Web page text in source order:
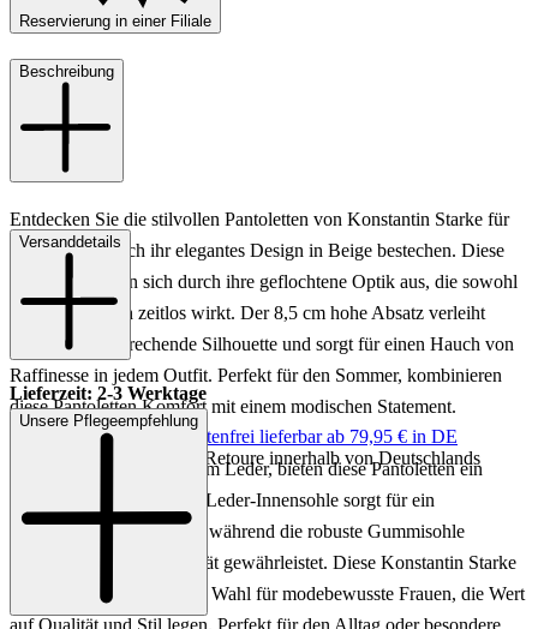
Reservierung in einer Filiale
Beschreibung
Entdecken Sie die stilvollen Pantoletten von Konstantin Starke für
Damen, die durch ihr elegantes Design in Beige bestechen. Diese
Schuhe zeichnen sich durch ihre geflochtene Optik aus, die sowohl
modern als auch zeitlos wirkt. Der 8,5 cm hohe Absatz verleiht
Ihnen eine ansprechende Silhouette und sorgt für einen Hauch von
Raffinesse in jedem Outfit. Perfekt für den Sommer, kombinieren
diese Pantoletten Komfort mit einem modischen Statement.
Gefertigt aus hochwertigem Leder, bieten diese Pantoletten ein
luxuriöses Innefutter. Die Leder-Innensohle sorgt für ein
angenehmes Tragegefühl, während die robuste Gummisohle
Langlebigkeit und Stabilität gewährleistet. Diese Konstantin Starke
Pantoletten sind die ideale Wahl für modebewusste Frauen, die Wert
Versanddetails
Lieferzeit: 2-3 Werktage
Keine Versandkosten:
kostenfrei lieferbar ab 79,95 € in DE
Einfache und Kostenlose Retoure innerhalb von Deutschlands
Unsere Pflegeempfehlung